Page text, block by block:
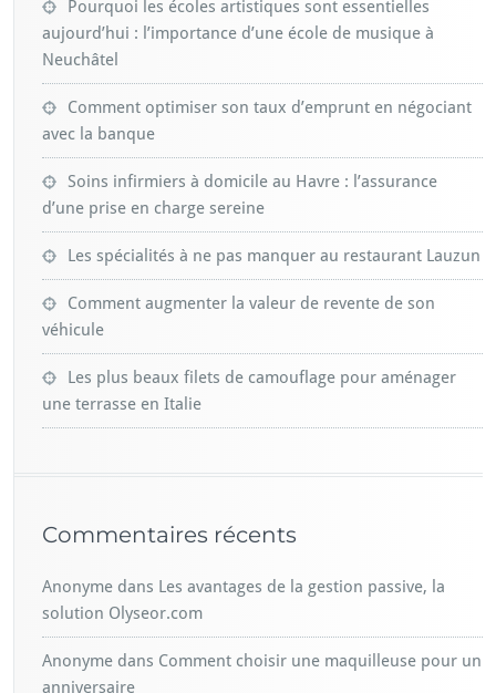
Pourquoi les écoles artistiques sont essentielles
aujourd’hui : l’importance d’une école de musique à
Neuchâtel
Comment optimiser son taux d’emprunt en négociant
avec la banque
Soins infirmiers à domicile au Havre : l’assurance
d’une prise en charge sereine
Les spécialités à ne pas manquer au restaurant Lauzun
Comment augmenter la valeur de revente de son
véhicule
Les plus beaux filets de camouflage pour aménager
une terrasse en Italie
Commentaires récents
Anonyme dans Les avantages de la gestion passive, la
solution Olyseor.com
Anonyme dans Comment choisir une maquilleuse pour un
anniversaire